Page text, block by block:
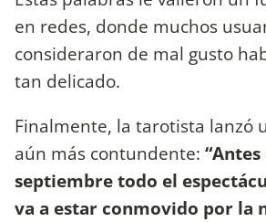
en redes, donde muchos
consideraron de mal gusto
tan delicado.
Finalmente, la tarotista lanzó
aún más contundente:
septiembre todo el
va a estar conmovido por la